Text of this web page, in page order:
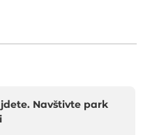
Navštivte park